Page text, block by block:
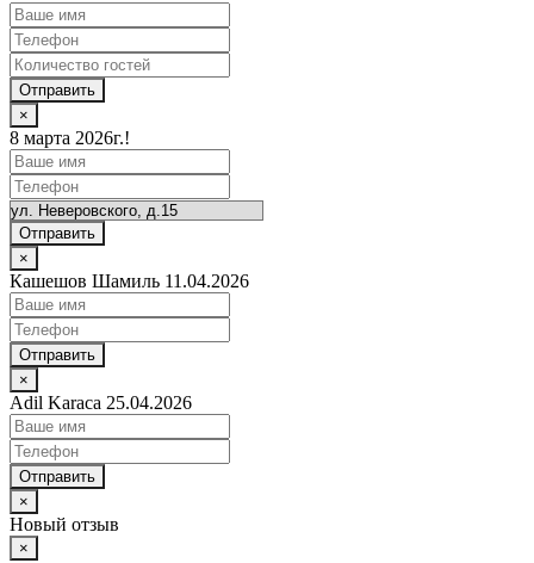
Отправить
×
8 марта 2026г.!
Отправить
×
Кашешов Шамиль 11.04.2026
Отправить
×
Adil Karaca 25.04.2026
Отправить
×
Новый отзыв
×